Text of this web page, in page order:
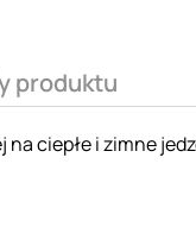
produktu
na ciepłe i zimne